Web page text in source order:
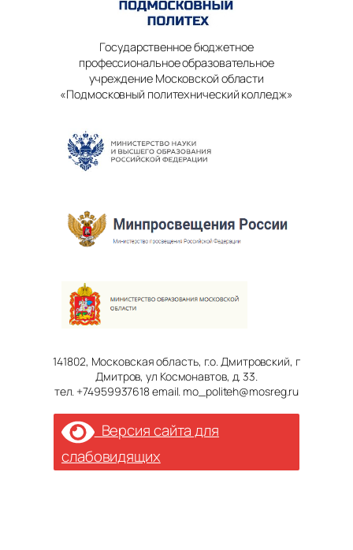
Государственное бюджетное
профессиональное образовательное
учреждение Московской области
«Подмосковный политехнический колледж»
141802, Московская область, г.о. Дмитровский, г
Дмитров, ул Космонавтов, д. 33.
тел. +74959937618 email. mo_politeh@mosreg.ru
Версия сайта для
слабовидящих